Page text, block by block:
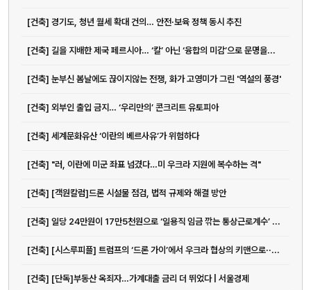
[건축] 경기도, 청년 월세 확대 건의… 안전·보육 정책 동시 추진
[건축] 길을 지배한 제국 페르시아… ‘칼’ 아닌 ‘융합의 미감’으로 문명을...
[건축] 눈부신 봄날에도 끊이지않는 전쟁, 화가 고영미가 그린 '역설의 풍경'
[건축] 외부인 출입 금지… ‘우리만의’ 콘크리트 유토피아
[건축] 세계문화유산 ‘이란의 베르사유’가 위험하다
[건축] "러, 이란에 미군 좌표 넘겼다…미 우크라 지원에 복수하는 격"
[건축] [객원칼럼]드론 시설물 점검, 법적 규제와 해결 방안
[건축] 일당 24만원이 17만5천원으로 ‘일용직 임금 깎는 통상근로계수’ ...
[건축] [시스루피플] 트럼프의 ‘드론 가이’에서 우크라 협상의 키맨으로··...
[건축] [단독]부동산 옥죄자…가계대출 금리 더 뛰었다 | 서울경제